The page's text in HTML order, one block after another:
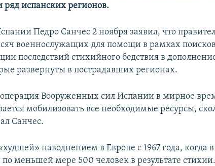
ряд испанских регионов.
Педро Санчес 2 ноября заявил, что
военнослужащих для помощи в рамках
последствий стихийного бедствия в
развернуты в пострадавших регионах.
Вооруженных сил Испании в мирное
мобилизовать все необходимые ресурсы,
Санчес.
наводнением в Европе с 1967 года, когда в
меньшей мере 500 человек в результате стихии.